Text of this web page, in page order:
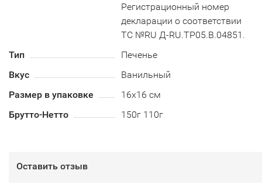
Регистрационный номер
декларации о соответствии
ТС №RU Д-RU.TP05.B.04851.
Тип
Печенье
Вкус
Ванильный
Размер в упаковке
16х16 см
Брутто-Нетто
150г 110г
Оставить отзыв